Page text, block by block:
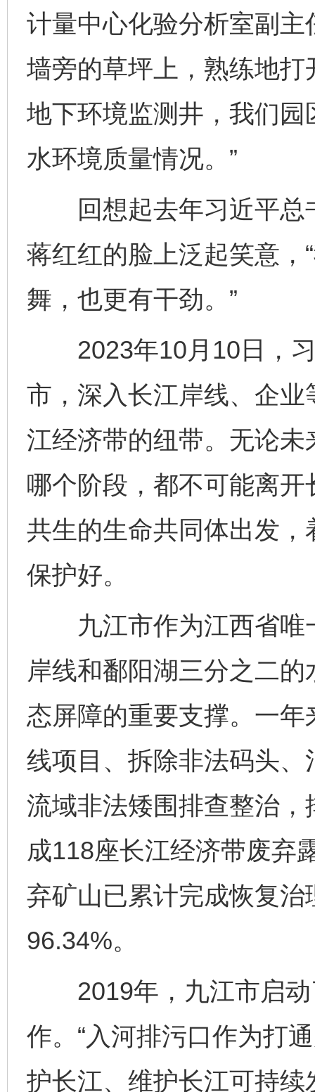
计量中心化验分析室副
墙旁的草坪上，熟练地打
地下环境监测井，我们
水环境质量情况。”
回想起去年习近平总
蒋红红的脸上泛起笑意，
舞，也更有干劲。”
2023年10月10日，习
市，深入长江岸线、企
江经济带的纽带。无论
哪个阶段，都不可能离
共生的生命共同体出发
保护好。
九江市作为江西省唯
岸线和鄱阳湖三分之二
态屏障的重要支撑。一
线项目、拆除非法码头
流域非法矮围排查整治
成118座长江经济带废弃
弃矿山已累计完成恢复
96.34%。
2019年，九江市启动
作。“入河排污口作为打
护长江、维护长江可持续